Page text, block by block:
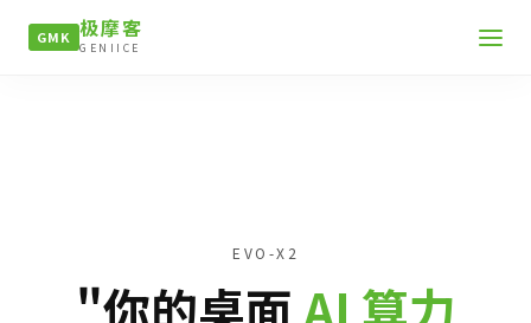
GMK 极摩客
GENIICE
EVO-X2
"你的桌面AI 算力